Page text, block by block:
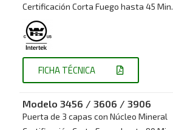
Certificación Corta Fuego hasta 45 Min.
FICHA TÉCNICA
Modelo 3456 / 3606 / 3906
Puerta de 3 capas con Núcleo Mineral